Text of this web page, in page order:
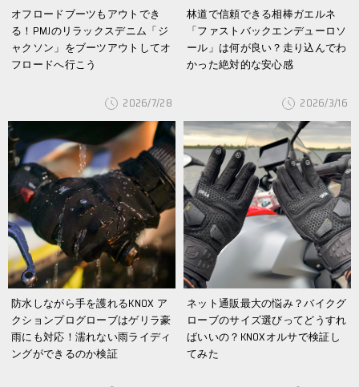
オフロードブーツもアウトでき
る！PMJのリラックスデニム「ジ
ャクソン」をブーツアウトしてオ
フロードへ行こう
2026/7/28
林道で信頼できる相棒ガエルネ
「ファストバックエンデューロソ
ール」は何が良い？走り込んでわ
かった絶対的な安心感
2026/3/16
防水しながら手を護れるKNOX ア
クションプログローブはゲリラ豪
雨にも対応！濡れない雨ライディ
ングができるのか検証
ネット通販最大の悩み？バイクグ
ローブのサイズ選びってどうすれ
ばいいの？KNOXオルサで検証し
てみた